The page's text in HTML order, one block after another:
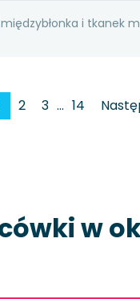
i tkanek
2 3 … 14
w